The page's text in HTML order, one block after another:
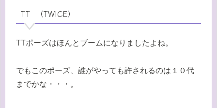
TT （TWICE）
TTポーズはほんとブームになりましたよね。
でもこのポーズ、誰がやっても許されるのは１０代
までかな・・・。